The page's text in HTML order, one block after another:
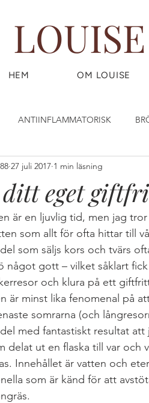
HEM OM LOUISE
ANTIINFLAMMATORISK
DRYCK DIY - DO IT YOURSELF
FAST (SLOW) FOOD
GIRLPOWER WEDNESDAY
Health Hacks LCHF & PALEO
Pizza & paj MELLANMÅL
eget
27 juli 2017 1 min läsning
är en ljuvlig tid, men jag
som allt för ofta hittar till
som säljs kors och tvärs
något gott – vilket såklart
och klura på ett
är minst lika fenomenal på
somrarna (och
med fantastiskt resultat
delat ut en flaska till var och
Innehållet är vatten och
som är känd för att